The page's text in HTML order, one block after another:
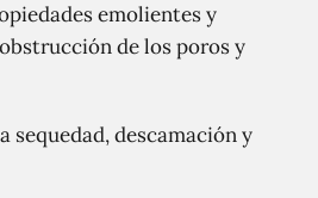
emolientes y
de los poros y
sequedad, descamación y